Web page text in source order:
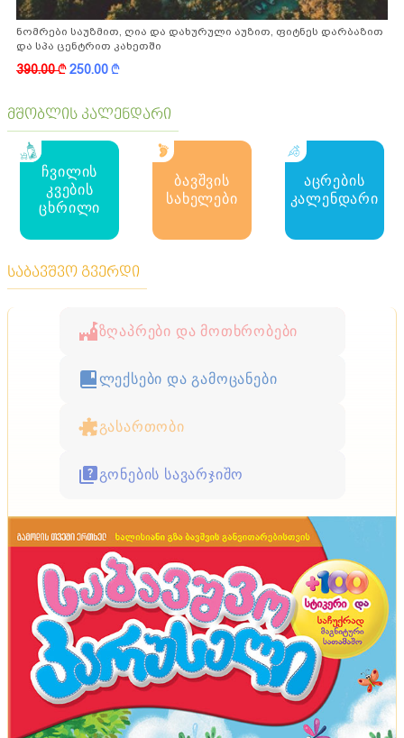
ნომრები საუზმით, ღია და დახურული აუზით, ფიტნეს დარბაზით
და სპა ცენტრით კახეთში
390.00k250.00k
მშობლის კალენდარი
ჩვილის
კვების
ცხრილი
ბავშვის
სახელები
აცრების
კალენდარი
საბავშვო გვერდი
ზღაპრები და მოთხრობები
ლექსები და გამოცანები
გასართობი
გონების სავარჯიშო